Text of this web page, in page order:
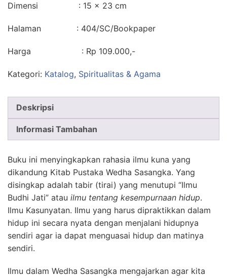
Dimensi : 15 × 23 cm
Halaman : 404/SC/Bookpaper
Harga : Rp 109.000,-
Kategori: Katalog, Spiritualitas & Agama
Deskripsi
Informasi Tambahan
Buku ini menyingkapkan rahasia ilmu kuna yang
dikandung Kitab Pustaka Wedha Sasangka. Yang
disingkap adalah tabir (tirai) yang menutupi “Ilmu
Budhi Jati” atau ilmu tentang kesempurnaan hidup.
Ilmu Kasunyatan. Ilmu yang harus dipraktikkan dalam
hidup ini secara nyata dengan menjalani hidupnya
sendiri agar ia dapat menguasai hidup dan matinya
sendiri.
Ilmu dalam Wedha Sasangka mengajarkan agar kita